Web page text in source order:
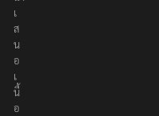
เ
ส
น
อ
เ
นื้
อ